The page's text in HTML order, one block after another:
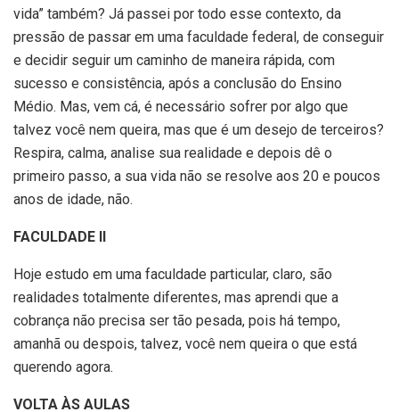
vida” também? Já passei por todo esse contexto, da
pressão de passar em uma faculdade federal, de conseguir
e decidir seguir um caminho de maneira rápida, com
sucesso e consistência, após a conclusão do Ensino
Médio. Mas, vem cá, é necessário sofrer por algo que
talvez você nem queira, mas que é um desejo de terceiros?
Respira, calma, analise sua realidade e depois dê o
primeiro passo, a sua vida não se resolve aos 20 e poucos
anos de idade, não.
FACULDADE II
Hoje estudo em uma faculdade particular, claro, são
realidades totalmente diferentes, mas aprendi que a
cobrança não precisa ser tão pesada, pois há tempo,
amanhã ou despois, talvez, você nem queira o que está
querendo agora.
VOLTA ÀS AULAS